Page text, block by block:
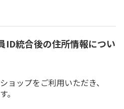
ID統合後の住所情報につい
ョップをご利用いただき、
。